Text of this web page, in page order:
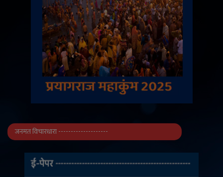
जनमत विचारधारा --------------------